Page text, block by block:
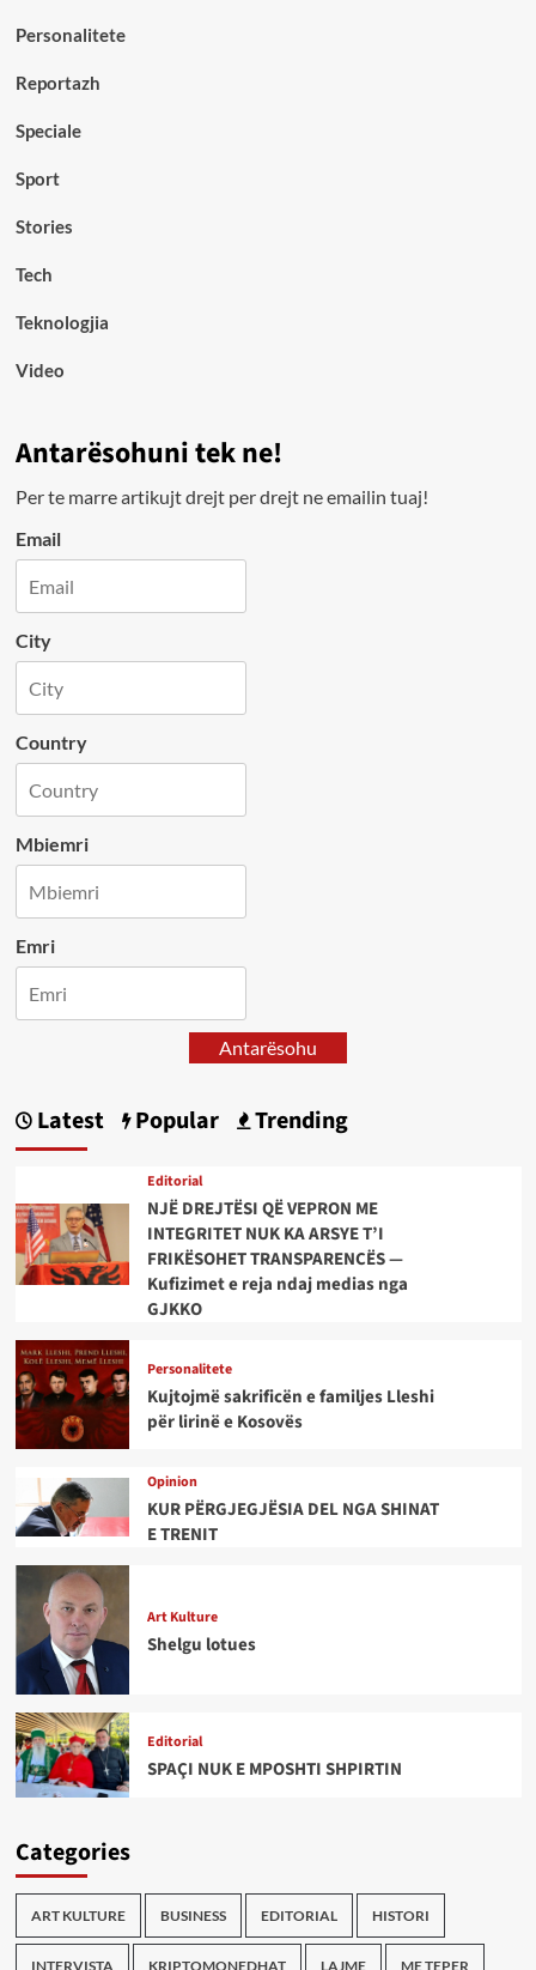
Personalitete
Reportazh
Speciale
Sport
Stories
Tech
Teknologjia
Video
Antarësohuni tek ne!
Per te marre artikujt drejt per drejt ne emailin tuaj!
Email
City
Country
Mbiemri
Emri
Antarësohu
Latest Popular Trending
Editorial
NJË DREJTËSI QË VEPRON ME
INTEGRITET NUK KA ARSYE T’I
FRIKËSOHET TRANSPARENCËS —
Kufizimet e reja ndaj medias nga
GJKKO
Personalitete
Kujtojmë sakrificën e familjes Lleshi
për lirinë e Kosovës
Opinion
KUR PËRGJEGJËSIA DEL NGA SHINAT
E TRENIT
Art Kulture
Shelgu lotues
Editorial
SPAÇI NUK E MPOSHTI SHPIRTIN
Categories
ART KULTURE BUSINESS EDITORIAL HISTORI
INTERVISTA KRIPTOMONEDHAT LAJME ME TEPER